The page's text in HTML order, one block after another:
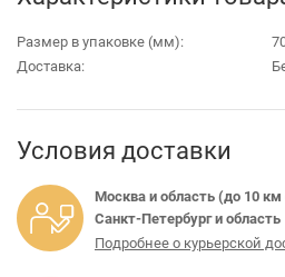
Размер в упаковке (мм):
Доставка:
Условия доставки
Москва и область (до 10
Санкт-Петербург и область
Подробнее о курьерской